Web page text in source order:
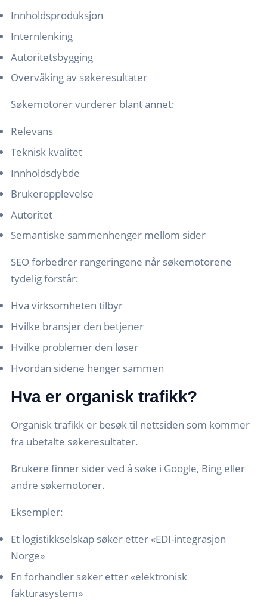
Innholdsproduksjon
Internlenking
Autoritetsbygging
Overvåking av søkeresultater
Søkemotorer vurderer blant annet:
Relevans
Teknisk kvalitet
Innholdsdybde
Brukeropplevelse
Autoritet
Semantiske sammenhenger mellom sider
SEO forbedrer rangeringene når søkemotorene
tydelig forstår:
Hva virksomheten tilbyr
Hvilke bransjer den betjener
Hvilke problemer den løser
Hvordan sidene henger sammen
Hva er organisk trafikk?
Organisk trafikk er besøk til nettsiden som kommer
fra ubetalte søkeresultater.
Brukere finner sider ved å søke i Google, Bing eller
andre søkemotorer.
Eksempler:
Et logistikkselskap søker etter «EDI-integrasjon
Norge»
En forhandler søker etter «elektronisk
fakturasystem»